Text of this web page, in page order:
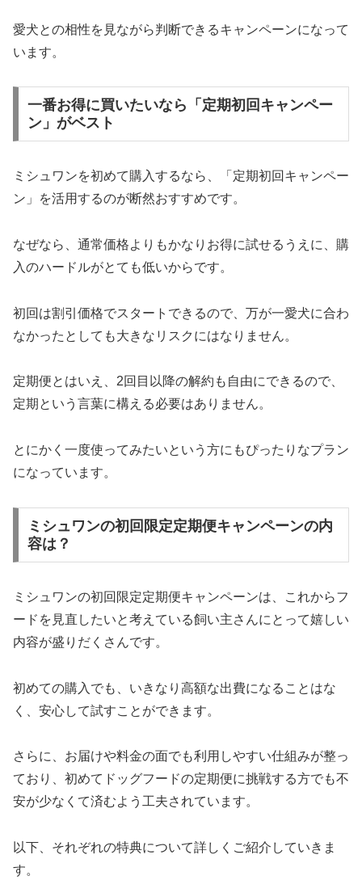
愛犬との相性を見ながら判断できるキャンペーンになって
います。
一番お得に買いたいなら「定期初回キャンペー
ン」がベスト
ミシュワンを初めて購入するなら、「定期初回キャンペー
ン」を活用するのが断然おすすめです。
なぜなら、通常価格よりもかなりお得に試せるうえに、購
入のハードルがとても低いからです。
初回は割引価格でスタートできるので、万が一愛犬に合わ
なかったとしても大きなリスクにはなりません。
定期便とはいえ、2回目以降の解約も自由にできるので、
定期という言葉に構える必要はありません。
とにかく一度使ってみたいという方にもぴったりなプラン
になっています。
ミシュワンの初回限定定期便キャンペーンの内
容は？
ミシュワンの初回限定定期便キャンペーンは、これからフ
ードを見直したいと考えている飼い主さんにとって嬉しい
内容が盛りだくさんです。
初めての購入でも、いきなり高額な出費になることはな
く、安心して試すことができます。
さらに、お届けや料金の面でも利用しやすい仕組みが整っ
ており、初めてドッグフードの定期便に挑戦する方でも不
安が少なくて済むよう工夫されています。
以下、それぞれの特典について詳しくご紹介していきま
す。